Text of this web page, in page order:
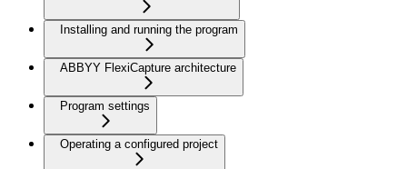
Installing and running the program
ABBYY FlexiCapture architecture
Program settings
Operating a configured project